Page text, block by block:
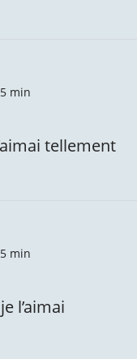
min
tellement
min
l’aimai